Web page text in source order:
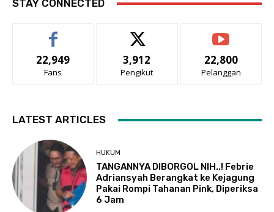
STAY CONNECTED
22,949
Fans
3,912
Pengikut
22,800
Pelanggan
LATEST ARTICLES
HUKUM
TANGANNYA DIBORGOL NIH..! Febrie
Adriansyah Berangkat ke Kejagung
Pakai Rompi Tahanan Pink, Diperiksa
6 Jam